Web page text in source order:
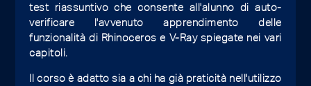
test riassuntivo che consente all'alunno di auto-
verificare l'avvenuto apprendimento delle
funzionalità di Rhinoceros e V-Ray spiegate nei vari
capitoli.
Il corso è adatto sia a chi ha già praticità nell'utilizzo